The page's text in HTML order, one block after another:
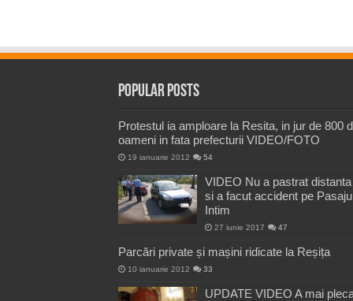
Popular Posts
Protestul ia amploare la Resita, in jur de 800
oameni in fata prefecturii VIDEO/FOTO
19 ianuarie 2012 54
VIDEO Nu a pastrat distanta
si a facut accident pe
Intim
27 iunie 2017 47
Parcări private și mașini ridicate la Reșița
10 ianuarie 2012 33
UPDATE VIDEO A mai